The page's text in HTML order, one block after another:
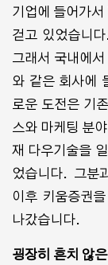
기업에 들어가
걷고 있었습니
그래서 국내에
와 같은 회사에
로운 도전은 기
스와 마케팅 분
재 다우기술을
었습니다. 그분
이후 키움증권
나갔습니다.
굉장히 흔치 않